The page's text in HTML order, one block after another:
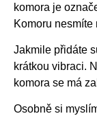
komora je
Komoru nesmíte
Jakmile přidáte
krátkou vibraci.
komora se má
Osobně si